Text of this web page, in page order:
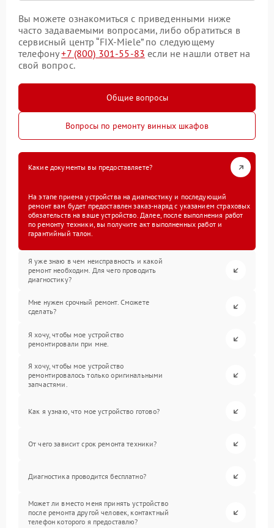
Вы можете ознакомиться с приведенными ниже
часто задаваемыми вопросами, либо обратиться в
сервисный центр “FIX-Miele” по следующему
телефону+7 (800) 301-55-83 если не нашли ответ на
свой вопрос.
Общие вопросы
Вопросы по ремонту винных шкафов
Какие документы вы предоставляете?
На этапе приема устройства на диагностику и последующий
ремонт вам будет предоставлен заказ-наряд с указанием страховых
обязательств на ваше устройство. Далее, после выполнения работ
по ремонту техники, вы получите акт выполненных работ и
гарантийный талон.
Я уже знаю в чем неисправность и какой
ремонт необходим. Для чего проводить
диагностику?
Мне нужен срочный ремонт. Сможете
сделать?
Я хочу, чтобы мое устройство
ремонтировали при мне.
Я хочу, чтобы мое устройство
ремонтировалось только оригинальными
запчастями.
Как я узнаю, что мое устройство готово?
От чего зависит срок ремонта техники?
Диагностика проводится бесплатно?
Может ли вместо меня принять устройство
после ремонта другой человек, контактный
телефон которого я предоставлю?